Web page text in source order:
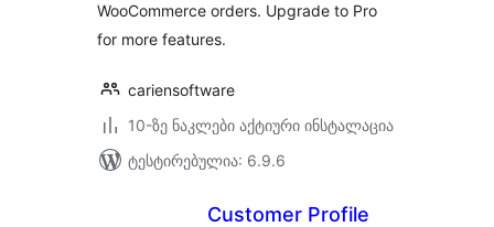
WooCommerce orders. Upgrade to Pro
for more features.
cariensoftware
10-ზე ნაკლები აქტიური ინსტალაცია
ტესტირებულია: 6.9.6
Customer Profile